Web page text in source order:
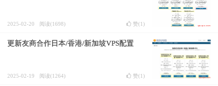
2025-02-20 阅读(1698) 赞(1 )
更新友商合作日本/香港/新加坡VPS配置
2025-02-19 阅读(1264) 赞(1 )